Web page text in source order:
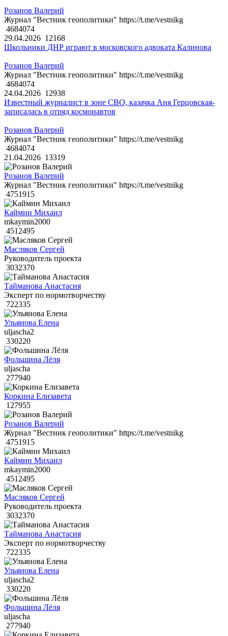
Розанов Валерий
Журнал "Вестник геополитики" https://t.me/vestnikg
4684074
29.04.2026 12168
Школьники ДНР играют в московского адвоката Калинова
Розанов Валерий
Журнал "Вестник геополитики" https://t.me/vestnikg
4684074
24.04.2026 12938
Известный журналист в зоне СВО, казачка Аня Герцовская-
записалась в отряд космонавтов
Розанов Валерий
Журнал "Вестник геополитики" https://t.me/vestnikg
4684074
21.04.2026 13319
Розанов Валерий
Журнал "Вестник геополитики" https://t.me/vestnikg
4751915
Каймин Михаил
mkaymin2000
4512495
Масляков Сергей
Руководитель проекта
3032370
Тайманова Анастасия
Эксперт по нормотворчеству
722335
Ульянова Елена
uljascha2
330220
Фольшина Лёля
uljascha
277940
Коркина Елизавета
127955
Розанов Валерий
Журнал "Вестник геополитики" https://t.me/vestnikg
4751915
Каймин Михаил
mkaymin2000
4512495
Масляков Сергей
Руководитель проекта
3032370
Тайманова Анастасия
Эксперт по нормотворчеству
722335
Ульянова Елена
uljascha2
330220
Фольшина Лёля
uljascha
277940